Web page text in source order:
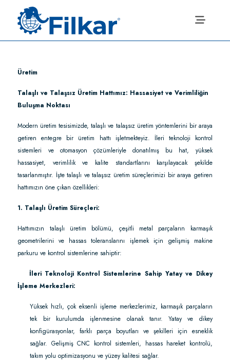
Üretim
Talaşlı ve Talaşsız Üretim Hattımız: Hassasiyet ve Verimliliğin
Buluşma Noktası
Modern üretim tesisimizde, talaşlı ve talaşsız üretim yöntemlerini bir araya
getiren entegre bir üretim hattı işletmekteyiz. İleri teknoloji kontrol
sistemleri ve otomasyon çözümleriyle donatılmış bu hat, yüksek
hassasiyet, verimlilik ve kalite standartlarını karşılayacak şekilde
tasarlanmıştır. İşte talaşlı ve talaşsız üretim süreçlerimizi bir araya getiren
hattımızın öne çıkan özellikleri:
1. Talaşlı Üretim Süreçleri:
Hattımızın talaşlı üretim bölümü, çeşitli metal parçaların karmaşık
geometrilerini ve hassas toleranslarını işlemek için gelişmiş makine
parkuru ve kontrol sistemlerine sahiptir:
İleri Teknoloji Kontrol Sistemlerine Sahip Yatay ve Dikey
İşleme Merkezleri:
Yüksek hızlı, çok eksenli işleme merkezlerimiz, karmaşık parçaların
tek bir kurulumda işlenmesine olanak tanır. Yatay ve dikey
konfigürasyonlar, farklı parça boyutları ve şekilleri için esneklik
sağlar. Gelişmiş CNC kontrol sistemleri, hassas hareket kontrolü,
takım yolu optimizasyonu ve yüzey kalitesi sağlar.